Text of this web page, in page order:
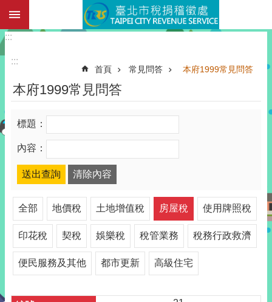
跳到主要內容區塊
:::
:::
首頁 常見問答 本府1999常見問答
本府1999常見問答
標題：
內容：
全部 地價稅 土地增值稅 房屋稅 使用牌照稅
印花稅 契稅 娛樂稅 稅管業務 稅務行政救濟
便民服務及其他 都市更新 高級住宅